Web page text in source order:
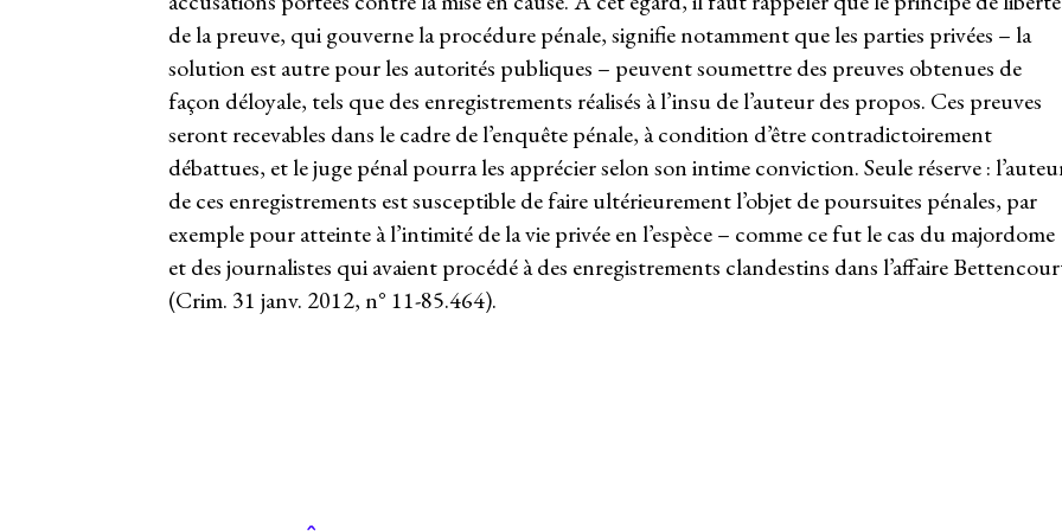
de la preuve, qui gouverne la procédure pénale, signifie notamment que les parties privées – la
solution est autre pour les autorités publiques – peuvent soumettre des preuves obtenues de
façon déloyale, tels que des enregistrements réalisés à l’insu de l’auteur des propos. Ces preuves
seront recevables dans le cadre de l’enquête pénale, à condition d’être contradictoirement
débattues, et le juge pénal pourra les apprécier selon son intime conviction. Seule réserve :
de ces enregistrements est susceptible de faire ultérieurement l’objet de poursuites pénales, par
exemple pour atteinte à l’intimité de la vie privée en l’espèce – comme ce fut le cas du majordome
et des journalistes qui avaient procédé à des enregistrements clandestins dans l’affaire
(Crim. 31 janv. 2012, n° 11-85.464).